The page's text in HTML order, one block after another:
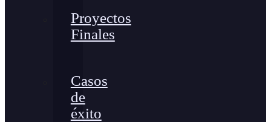
Proyectos
Finales
Casos
de
éxito